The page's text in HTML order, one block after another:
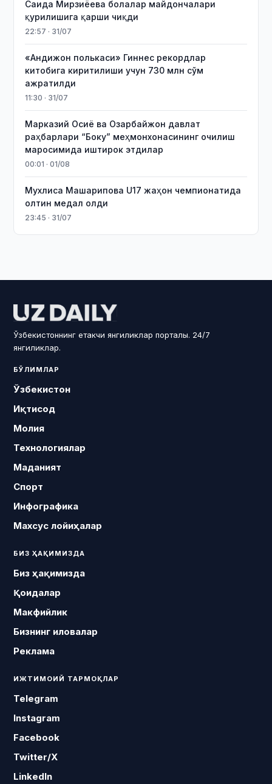
Саида Мирзиёева болалар майдончалари
қурилишига қарши чиқди
22:57 · 31/07
«Андижон полькаси» Гиннес рекордлар
китобига киритилиши учун 730 млн сўм
ажратилди
11:30 · 31/07
Марказий Осиё ва Озарбайжон давлат
раҳбарлари “Боку” меҳмонхонасининг очилиш
маросимида иштирок этдилар
00:01 · 01/08
Мухлиса Машарипова U17 жаҳон чемпионатида
олтин медал олди
23:45 · 31/07
Ўзбекистоннинг етакчи янгиликлар порталы. 24/7
янгиликлар.
БЎЛИМЛАР
Ўзбекистон
Иқтисод
Молия
Технологиялар
Маданият
Спорт
Инфографика
Махсус лойиҳалар
БИЗ ҲАҚИМИЗДА
Биз ҳақимизда
Қоидалар
Макфийлик
Бизнинг иловалар
Реклама
ИЖТИМОИЙ ТАРМОҚЛАР
Telegram
Instagram
Facebook
Twitter/X
LinkedIn